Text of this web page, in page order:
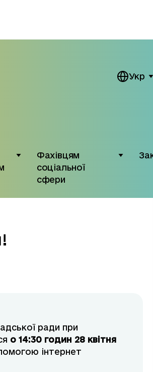
Укр
Фахівцям
соціальної
сфери
ради при
о 14:30 годин 28 квітня
інтернет